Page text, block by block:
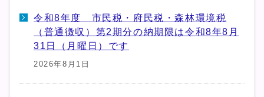
令和8年度 市民税・府民税・森林環境税
（普通徴収）第2期分の納期限は令和8年8月
31日（月曜日）です
2026年8月1日